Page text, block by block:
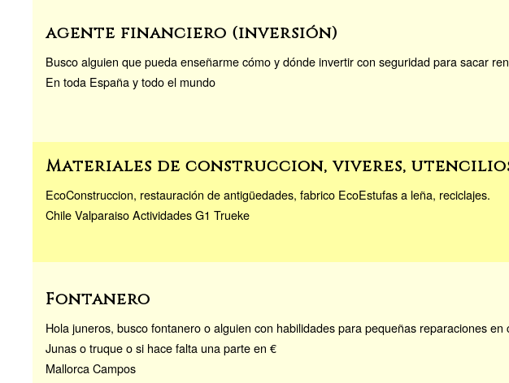
agente financiero (inversión)
Busco alguien que pueda enseñarme cómo y dónde invertir con seguridad para sacar
En toda España y todo el mundo
Materiales de construccion, viveres,
EcoConstruccion, restauración de antigüedades, fabrico EcoEstufas a leña, reciclajes.
Chile Valparaiso Actividades G1 Trueke
Fontanero
Hola juneros, busco fontanero o alguien con habilidades para pequeñas reparaciones
Junas o truque o si hace falta una parte en €
Mallorca Campos